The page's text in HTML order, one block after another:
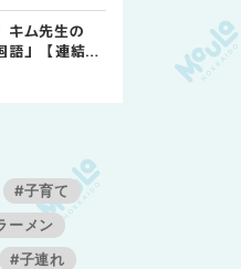
キム先生の
語」【連結語
】
#子育て
ーメン
#子連れ